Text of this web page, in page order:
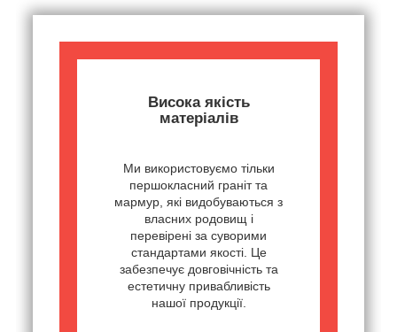
Висока якість
матеріалів
Ми використовуємо тільки
першокласний граніт та
мармур, які видобуваються з
власних родовищ і
перевірені за суворими
стандартами якості. Це
забезпечує довговічність та
естетичну привабливість
нашої продукції.